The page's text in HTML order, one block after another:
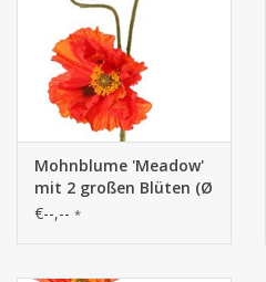
Mohnblume 'Meadow'
mit 2 großen Blüten (Ø
13/11 cm) & 1 großer
€--,-- *